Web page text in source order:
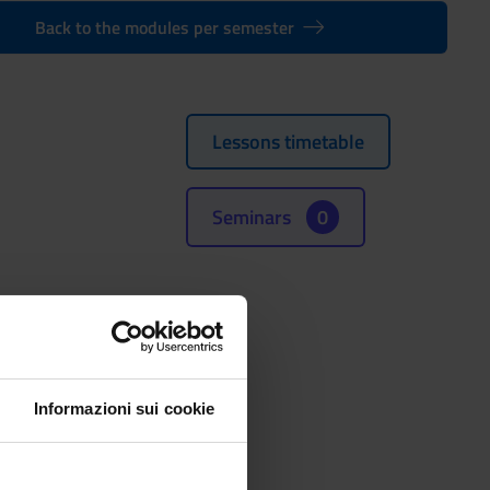
Informazioni sui cookie
Back to the modules per semester
Lessons timetable
Seminars 0